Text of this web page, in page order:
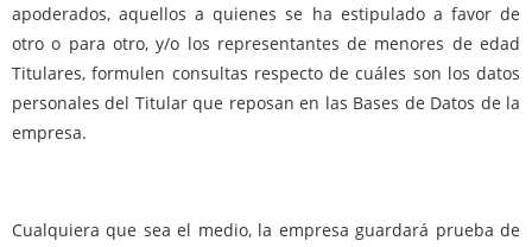
apoderados, aquellos a quienes se ha estipulado a favor de
otro o para otro, y/o los representantes de menores de edad
Titulares, formulen consultas respecto de cuáles son los datos
personales del Titular que reposan en las Bases de Datos de la
empresa.
Cualquiera que sea el medio, la empresa guardará prueba de